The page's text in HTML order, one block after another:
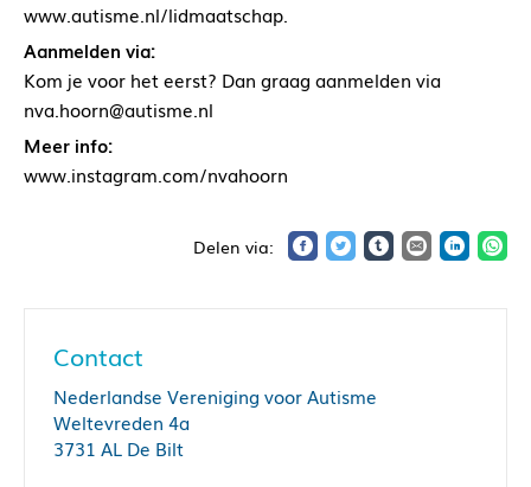
www.autisme.nl/lidmaatschap.
Aanmelden via:
Kom je voor het eerst? Dan graag aanmelden via
nva.hoorn@autisme.nl
Meer info:
www.instagram.com/nvahoorn
Contact
Nederlandse Vereniging voor Autisme
Weltevreden 4a
3731 AL De Bilt